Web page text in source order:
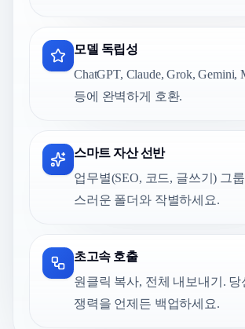
모델 독립성
ChatGPT, Claude, Grok, Gemini,
등에 완벽하게 호환.
스마트 자산 선반
업무별(SEO, 코드, 글쓰기) 그
스러운 폴더와 작별하세요.
초고속 호출
원클릭 복사, 전체 내보내기. 당
쟁력을 언제든 백업하세요.